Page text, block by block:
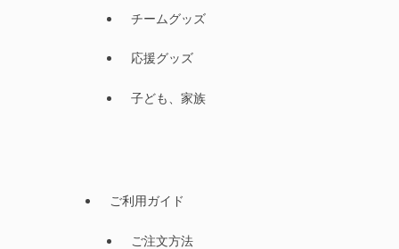
チームグッズ
応援グッズ
子ども、家族
ご利用ガイド
ご注文方法